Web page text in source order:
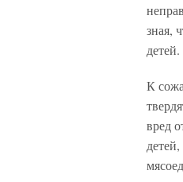
зная,
детей.
К
вред